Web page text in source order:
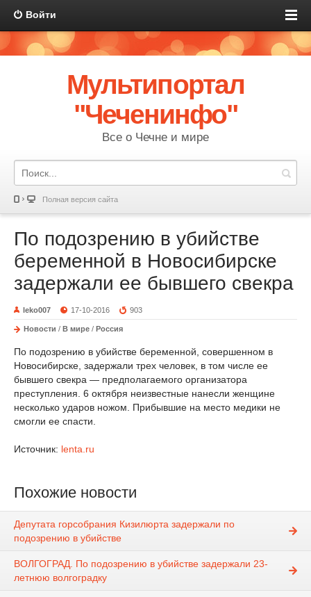
Войти
Мультипортал
"Чеченинфо"
Все о Чечне и мире
Полная версия сайта
По подозрению в убийстве
беременной в Новосибирске
задержали ее бывшего свекра
leko007 17-10-2016 903
Новости / В мире / Россия
По подозрению в убийстве беременной, совершенном в
Новосибирске, задержали трех человек, в том числе ее
бывшего свекра — предполагаемого организатора
преступления. 6 октября неизвестные нанесли женщине
несколько ударов ножом. Прибывшие на место медики не
смогли ее спасти.
Источник: lenta.ru
Похожие новости
Депутата горсобрания Кизилюрта задержали по
подозрению в убийстве
ВОЛГОГРАД. По подозрению в убийстве задержали 23-
летнюю волгоградку